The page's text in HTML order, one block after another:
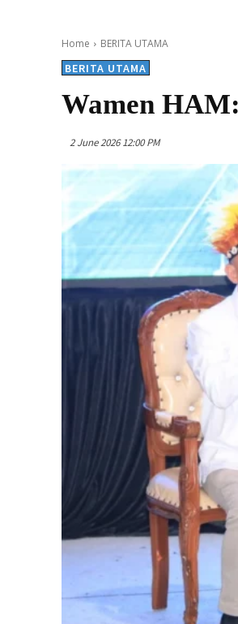
Home BERITA UTAMA
BERITA UTAMA
Wamen
2 June 2026 12:00 PM